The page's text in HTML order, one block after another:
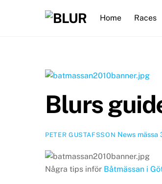
Home Races
Blurs
PETER GUSTAFSSON News mässa
Några tips inför Båtmässan i